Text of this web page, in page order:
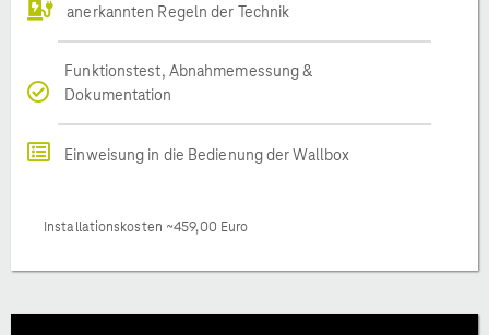
anerkannten Regeln der Technik
Funktionstest, Abnahmemessung &
Dokumentation
Einweisung in die Bedienung der Wallbox
Installationskosten ~459,00 Euro